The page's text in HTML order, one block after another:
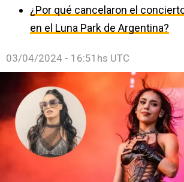
¿Por qué cancelaron el
en el Luna Park de Argentina?
03/04/2024 - 16:51hs UTC